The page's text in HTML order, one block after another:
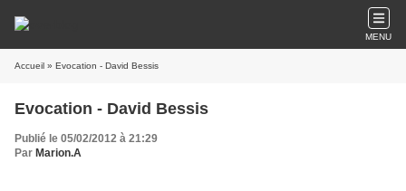
MENU
Accueil » Evocation - David Bessis
Evocation - David Bessis
Publié le 05/02/2012 à 21:29
Par Marion.A